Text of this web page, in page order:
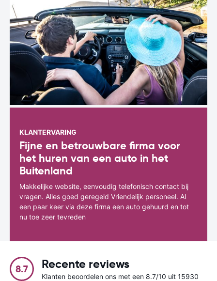
KLANTERVARING
Fijne en betrouwbare firma voor
het huren van een auto in het
Buitenland
Makkelijke website, eenvoudig telefonisch contact bij
vragen. Alles goed geregeld Vriendelijk personeel. Al
een paar keer via deze firma een auto gehuurd en tot
nu toe zeer tevreden
8.7 Recente reviews
Klanten beoordelen ons met een 8.7/10 uit 15930